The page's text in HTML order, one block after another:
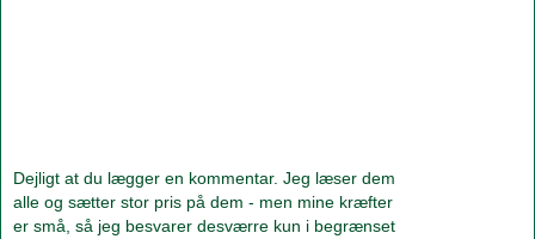
Dejligt at du lægger en kommentar. Jeg læser dem
alle og sætter stor pris på dem - men mine kræfter
er små, så jeg besvarer desværre kun i begrænset